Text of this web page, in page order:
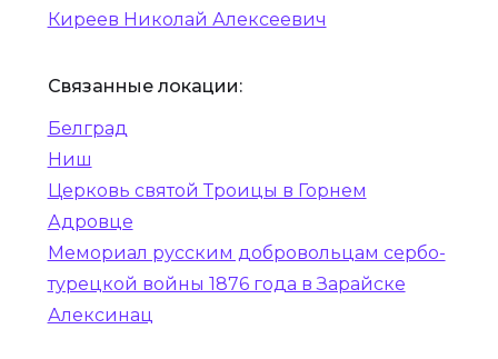
Киреев Николай Алексеевич
Связанные локации:
Белград
Ниш
Церковь святой Троицы в Горнем
Адровце
Мемориал русским добровольцам сербо-
турецкой войны 1876 года в Зарайске
Алексинац